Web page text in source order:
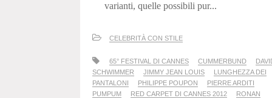
varianti, quelle possibili pur...
CELEBRITÀ CON STILE
65° FESTIVAL DI CANNES CUMMERBUND
SCHWIMMER
JIMMY JEAN LOUIS
LUNGHEZZA DEI
PANTALONI
PHILIPPE POUPON
PIERRE ARDITI
PUMPUM
RED CARPET DI CANNES 2012
RONAN